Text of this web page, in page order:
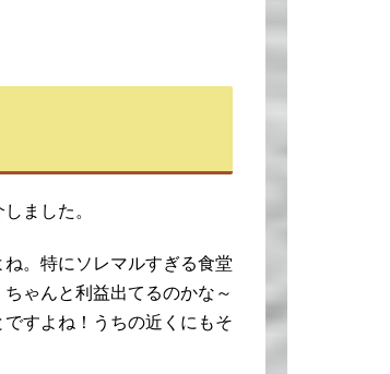
ました。
。特にソレマルすぎる食堂
ゃんと利益出てるのかな～
すよね！うちの近くにもそ